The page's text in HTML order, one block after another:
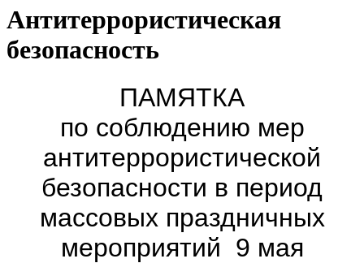
Антитеррористическая
безопасность
ПАМЯТКА
по соблюдению мер
антитеррористической
безопасности в период
массовых праздничных
мероприятий 9 мая